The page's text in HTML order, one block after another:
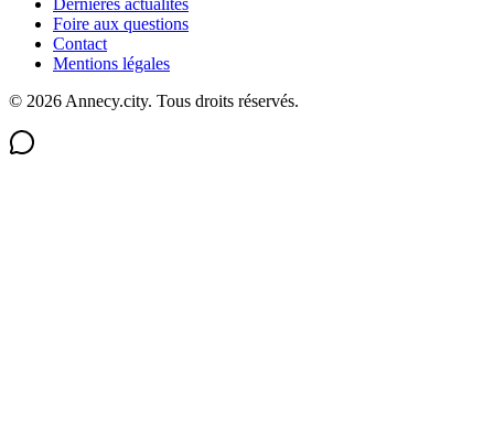
Dernières actualités
Foire aux questions
Contact
Mentions légales
© 2026 Annecy.city. Tous droits réservés.